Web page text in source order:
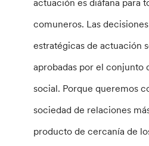
actuación es diáfana para
comuneros. Las
estratégicas de actuación
aprobadas por el conjunto
social. Porque queremos
sociedad de relaciones
producto de cercanía de